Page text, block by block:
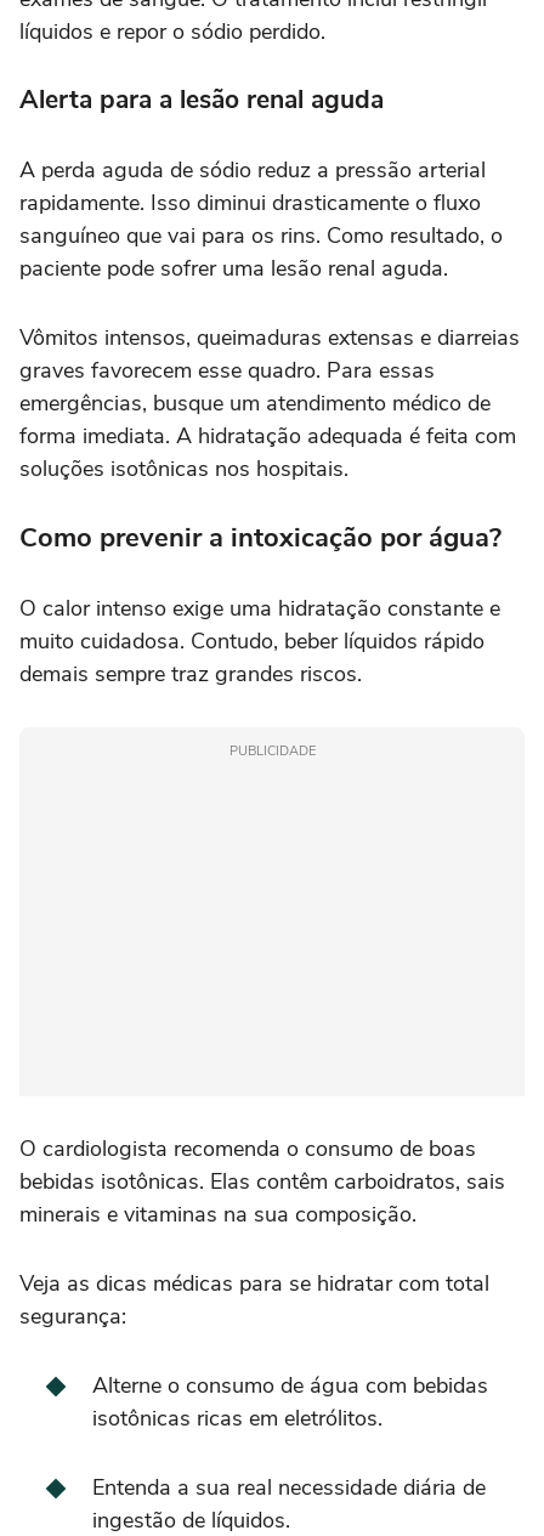
líquidos e repor o sódio perdido.
Alerta para a lesão renal aguda
A perda aguda de sódio reduz a pressão arterial
rapidamente. Isso diminui drasticamente o fluxo
sanguíneo que vai para os rins. Como resultado, o
paciente pode sofrer uma lesão renal aguda.
Vômitos intensos, queimaduras extensas e diarreias
graves favorecem esse quadro. Para essas
emergências, busque um atendimento médico de
forma imediata. A hidratação adequada é feita com
soluções isotônicas nos hospitais.
Como prevenir a intoxicação por água?
O calor intenso exige uma hidratação constante e
muito cuidadosa. Contudo, beber líquidos rápido
demais sempre traz grandes riscos.
PUBLICIDADE
O cardiologista recomenda o consumo de boas
bebidas isotônicas. Elas contêm carboidratos, sais
minerais e vitaminas na sua composição.
Veja as dicas médicas para se hidratar com total
segurança:
Alterne o consumo de água com bebidas
isotônicas ricas em eletrólitos.
Entenda a sua real necessidade diária de
ingestão de líquidos.